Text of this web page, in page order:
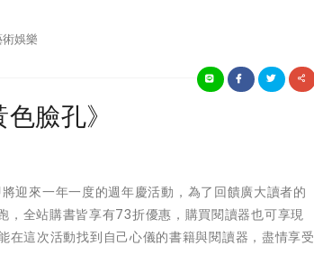
娛樂
臉孔》
來一年一度的週年慶活動，為了回饋廣大讀者的
，全站購書皆享有73折優惠，購買閱讀器也可享現
在這次活動找到自己心儀的書籍與閱讀器，盡情享受